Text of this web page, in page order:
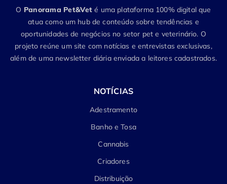
O Panorama Pet&Vet é uma plataforma 100% digital que
atua como um hub de conteúdo sobre tendências e
oportunidades de negócios no setor pet e veterinário. O
projeto reúne um site com notícias e entrevistas exclusivas,
além de uma newsletter diária enviada a leitores cadastrados.
NOTÍCIAS
Adestramento
Banho e Tosa
Cannabis
Criadores
Distribuição